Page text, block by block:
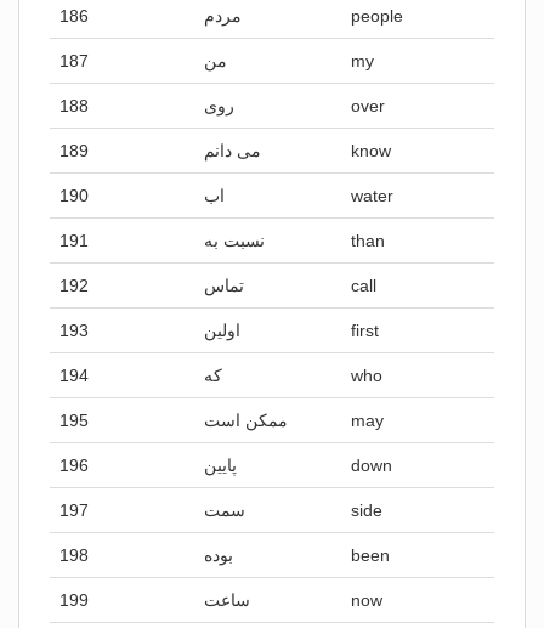
186 مردم people
187 من my
188 روی over
189 می دانم know
190 اب water
191 نسبت به than
192 تماس call
193 اولین first
194 که who
195 ممکن است may
196 پایین down
197 سمت side
198 بوده been
199 ساعت now